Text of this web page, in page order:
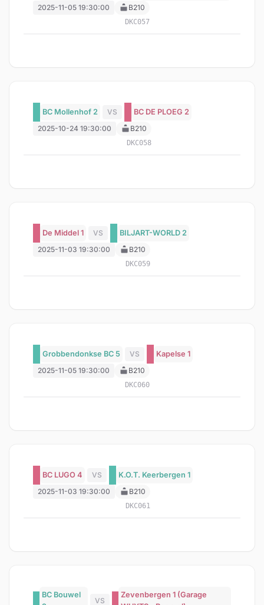
2025-11-05 19:30:00
B210
DKC057
BC Mollenhof 2 VS
BC DE PLOEG 2
2025-10-24 19:30:00
B210
DKC058
De Middel 1 VS
BILJART-WORLD 2
2025-11-03 19:30:00
B210
DKC059
Grobbendonkse BC 5 VS
Kapelse 1
2025-11-05 19:30:00
B210
DKC060
BC LUGO 4 VS
K.O.T. Keerbergen 1
2025-11-03 19:30:00
B210
DKC061
BC Bouwel
VS
Zevenbergen 1 (Garage